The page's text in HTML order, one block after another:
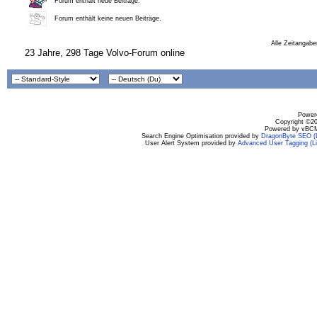
Forum enthält keine neuen Beiträge.
Alle
23 Jahre, 298 Tage Volvo-Forum online
Copyright
Powered by
Search Engine Optimisation provided by DragonByte SEO
User Alert System provided by Advanced User Tagging